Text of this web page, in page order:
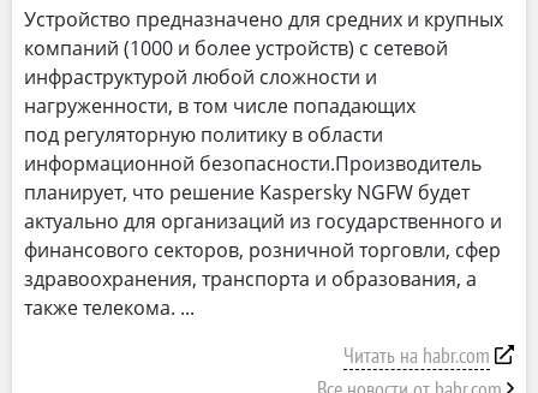
Устройство предназначено для средних и крупных
компаний (1000 и более устройств) с сетевой
инфраструктурой любой сложности и
нагруженности, в том числе попадающих
под регуляторную политику в области
информационной безопасности.Производитель
планирует, что решение Kaspersky NGFW будет
актуально для организаций из государственного и
финансового секторов, розничной торговли, сфер
здравоохранения, транспорта и образования, а
также телекома.
Читать на habr.com